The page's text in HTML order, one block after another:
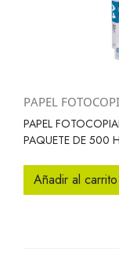
PAPEL
PAPEL
PAQUETE DE 500
Añadir al carrito